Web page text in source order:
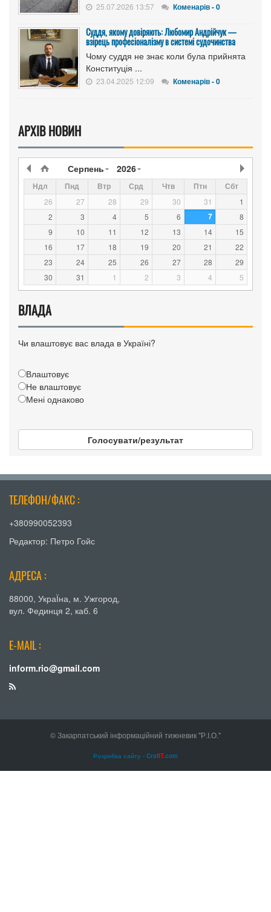
25.07.2026 13:57 Коменарів - 0
Суддя, якому довіряють: Любомир Андрійчук —
взірець професіоналізму в системі судочинства
Чому суддя не знає коли була прийнята
Конституція ...
23.04.2025 12:09 Коменарів - 0
АРХІВ НОВИН
Серпень 2026
Ндл Пнд Втр Срд Чтв Птн Сбт
26 27 28 29 30 31
1
2
3 4 5 6 7
8
9
10 11 12 13 14
15
16
17 18 19 20 21
22
23
24 25 26 27 28
29
30
31 1 2 3 4 5
ВЛАДА
Чи влаштовує вас влада в Україні?
Влаштовує
Не влаштовує
Мені однаково
Голосувати/результат
ТЕЛЕФОН/ФАКС :
+380990052393
Редактор: Петро Гойс
АДРЕСА :
88000, УкраЇна, м. Ужгород,
вул. Фединця 2, каб. 6
E-MAIL :
inform.rio@gmail.com
© Закарпатський інформаційний тижневик "Р.І.О."
Розробка сайту - CrafIT.com